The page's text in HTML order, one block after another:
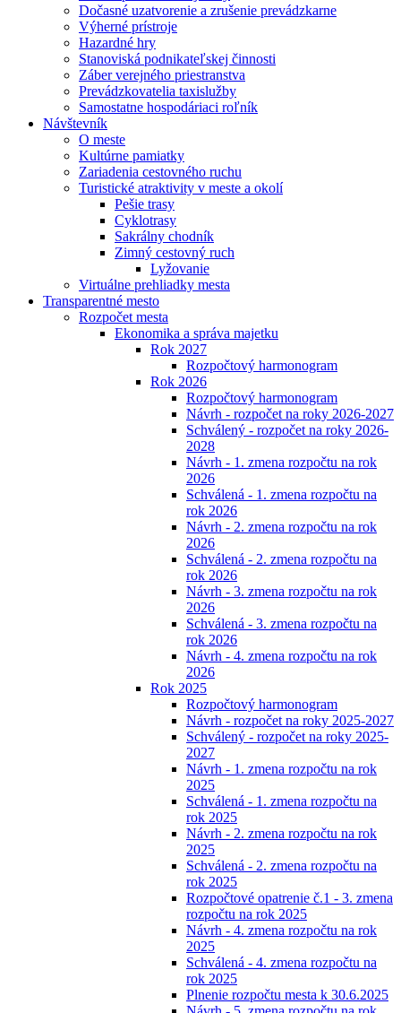
Dočasné uzatvorenie a zrušenie prevádzkarne
Výherné prístroje
Hazardné hry
Stanoviská podnikateľskej činnosti
Záber verejného priestranstva
Prevádzkovatelia taxislužby
Samostatne hospodáriaci roľník
Návštevník
O meste
Kultúrne pamiatky
Zariadenia cestovného ruchu
Turistické atraktivity v meste a okolí
Pešie trasy
Cyklotrasy
Sakrálny chodník
Zimný cestovný ruch
Lyžovanie
Virtuálne prehliadky mesta
Transparentné mesto
Rozpočet mesta
Ekonomika a správa majetku
Rok 2027
Rozpočtový harmonogram
Rok 2026
Rozpočtový harmonogram
Návrh - rozpočet na roky 2026-2027
Schválený - rozpočet na roky 2026-
2028
Návrh - 1. zmena rozpočtu na rok
2026
Schválená - 1. zmena rozpočtu na
rok 2026
Návrh - 2. zmena rozpočtu na rok
2026
Schválená - 2. zmena rozpočtu na
rok 2026
Návrh - 3. zmena rozpočtu na rok
2026
Schválená - 3. zmena rozpočtu na
rok 2026
Návrh - 4. zmena rozpočtu na rok
2026
Rok 2025
Rozpočtový harmonogram
Návrh - rozpočet na roky 2025-2027
Schválený - rozpočet na roky 2025-
2027
Návrh - 1. zmena rozpočtu na rok
2025
Schválená - 1. zmena rozpočtu na
rok 2025
Návrh - 2. zmena rozpočtu na rok
2025
Schválená - 2. zmena rozpočtu na
rok 2025
Rozpočtové opatrenie č.1 - 3. zmena
rozpočtu na rok 2025
Návrh - 4. zmena rozpočtu na rok
2025
Schválená - 4. zmena rozpočtu na
rok 2025
Plnenie rozpočtu mesta k 30.6.2025